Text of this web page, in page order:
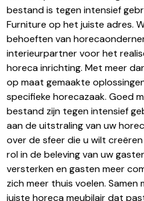
bestand is tegen intensief
Furniture op het juiste adres.
behoeften van
interieurpartner voor het
horeca inrichting. Met meer
op maat gemaakte
specifieke horecazaak. Goed
bestand zijn tegen intensief
aan de uitstraling van uw
over de sfeer die u wilt
rol in de beleving van uw
versterken en gasten meer
zich meer thuis voelen.
juiste horeca meubilair dat